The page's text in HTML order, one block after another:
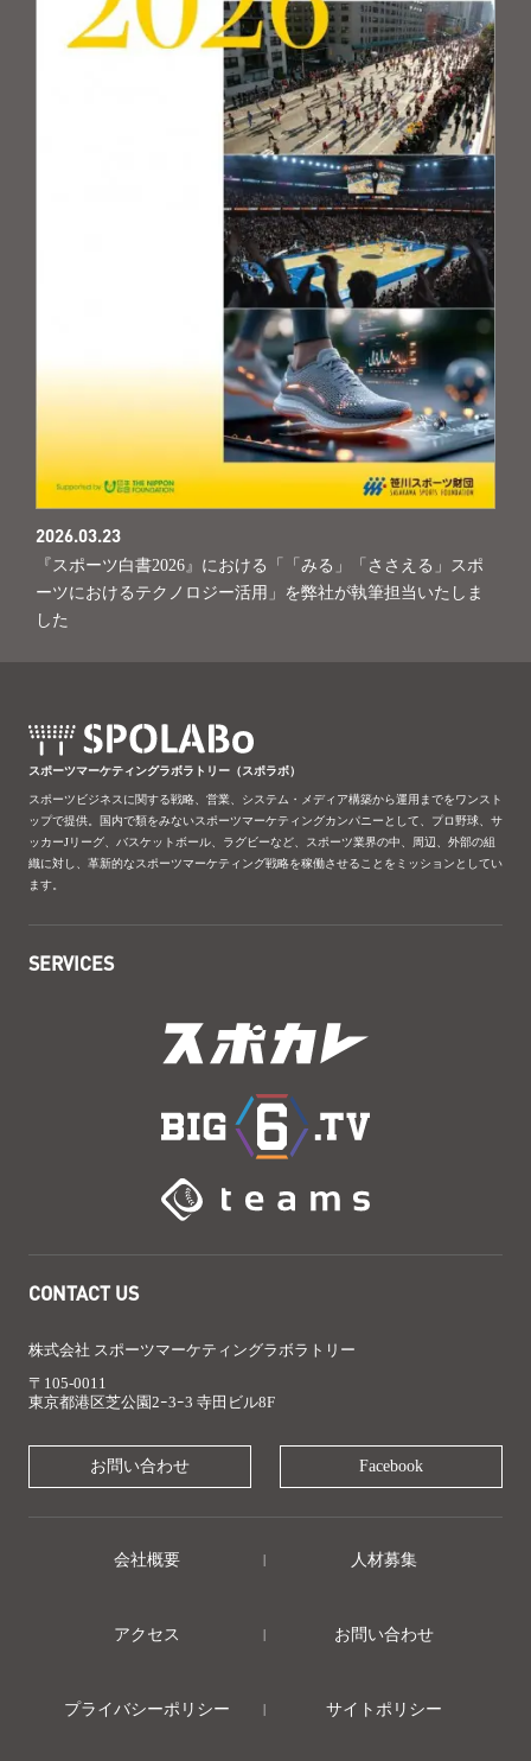
2026.03.23
『スポーツ白書2026』における「「みる」「ささえる」スポ
ーツにおけるテクノロジー活用」を弊社が執筆担当いたしま
した
スポーツマーケティングラボラトリー（スポラボ）
スポーツビジネスに関する戦略、営業、システム・メディア構築から運用までをワンスト
ップで提供。国内で類をみないスポーツマーケティングカンパニーとして、プロ野球、サ
ッカーJリーグ、バスケットボール、ラグビーなど、スポーツ業界の中、周辺、外部の組
織に対し、革新的なスポーツマーケティング戦略を稼働させることをミッションとしてい
ます。
SERVICES
CONTACT US
株式会社 スポーツマーケティングラボラトリー
〒105-0011
東京都港区芝公園2ｰ3ｰ3 寺田ビル8F
お問い合わせ Facebook
会社概要 人材募集
アクセス お問い合わせ
プライバシーポリシー サイトポリシー